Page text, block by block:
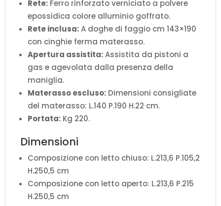
Rete: Ferro rinforzato verniciato a polvere
epossidica colore alluminio goffrato.
Rete inclusa:A doghe di faggio cm 143×190
con cinghie ferma materasso.
Apertura assistita:Assistita da pistoni a
gas e agevolata dalla presenza della
maniglia.
Materasso escluso: Dimensioni consigliate
del materasso: L.140 P.190 H.22 cm.
Portata: Kg 220.
Dimensioni
Composizione con letto chiuso: L.213,6 P.105,2
H.250,5 cm
Composizione con letto aperto: L.213,6 P.215
H.250,5 cm